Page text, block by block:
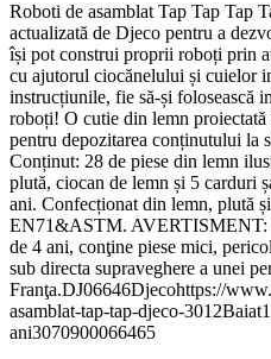
Roboti de asamblat Tap Tap Tap
actualizată de Djeco pentru a
își pot construi proprii roboți prin
cu ajutorul ciocănelului și cuielor
instrucțiunile, fie să-și folosească
roboți! O cutie din lemn
pentru depozitarea conținutului la
Conținut: 28 de piese din lemn
plută, ciocan de lemn și 5 carduri
ani. Confecționat din lemn, plută
EN71&ASTM. AVERTISMENT:
de 4 ani, conţine piese mici,
sub directa supraveghere a unei
Franţa.DJ06646Djecohttps://
asamblat-tap-tap-djeco-
ani3070900066465